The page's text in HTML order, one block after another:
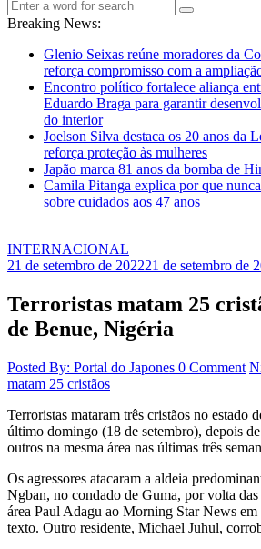
Breaking News:
Glenio Seixas reúne moradores da
reforça compromisso com a
Encontro político fortalece aliança
Eduardo Braga para garantir
do interior
Joelson Silva destaca os 20 anos da
reforça proteção às mulheres
Japão marca 81 anos da bomba de
Camila Pitanga explica por que
sobre cuidados aos 47 anos
INTERNACIONAL
21 de setembro de 202221 de setembro de
Terroristas matam 25
de Benue, Nigéria
Posted By: Portal do Japones 0 Comment
matam 25 cristãos
Terroristas mataram três cristãos no estado
último domingo (18 de setembro), depois
outros na mesma área nas últimas três
Os agressores atacaram a aldeia
Ngban, no condado de Guma, por volta
área Paul Adagu ao Morning Star News em
texto. Outro residente, Michael Juhul,